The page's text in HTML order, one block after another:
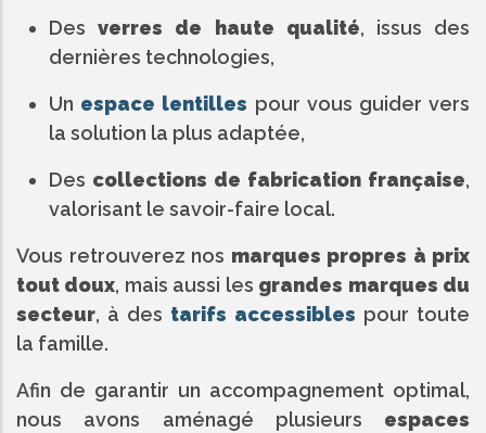
Desverres de haute qualité, issus des
dernières technologies,
Un espace lentilles pour vous guider vers
la solution la plus adaptée,
Des collections de fabrication française,
valorisant le savoir-faire local.
Vous retrouverez nos marques propres à prix
tout doux, mais aussi les grandes marques du
secteur, à des tarifs accessibles pour toute
la famille.
Afin de garantir un accompagnement optimal,
nous avons aménagé plusieurs espaces